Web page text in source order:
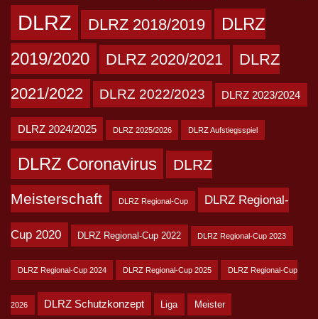
DLRZ DLRZ 2018/2019
DLRZ
2019/2020
DLRZ 2020/2021
DLRZ
2021/2022
DLRZ 2022/2023 DLRZ 2023/2024
DLRZ 2024/2025 DLRZ 2025/2026 DLRZ Aufstiegsspiel
DLRZ Coronavirus DLRZ
Meisterschaft DLRZ Regional-Cup DLRZ Regional-
Cup 2020 DLRZ Regional-Cup 2022 DLRZ Regional-Cup 2023
DLRZ Regional-Cup 2024 DLRZ Regional-Cup 2025 DLRZ Regional-Cup
2026 DLRZ Schutzkonzept Liga Meister